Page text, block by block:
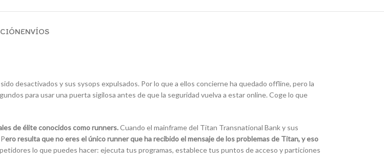
ENVÍOS
desactivados y sus sysops expulsados. Por lo que a ellos concierne ha quedado offline, pero la
para usar una puerta sigilosa antes de que la seguridad vuelva a estar online. Coge lo que
de élite conocidos como runners.Cuando el mainframe del Titan Transnational Bank y sus
ero resulta que no eres el único runner que ha recibido el mensaje de los problemas de Titan, y eso
lo que puedes hacer: ejecuta tus programas, establece tus puntos de acceso y particiones